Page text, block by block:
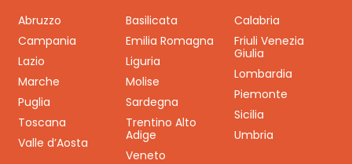
Abruzzo Basilicata
Calabria
Campania
Emilia Romagna
Friuli Venezia
Giulia
Lazio
Liguria
Lombardia
Marche
Molise
Piemonte
Puglia
Sardegna
Sicilia
Toscana
Trentino Alto
Adige
Umbria
Valle d’Aosta
Veneto